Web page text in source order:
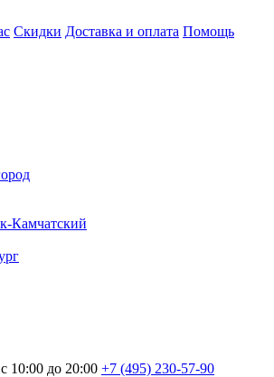
Скидки Доставка и оплата Помощь
Камчатский
10:00 до 20:00 +7 (495) 230-57-90